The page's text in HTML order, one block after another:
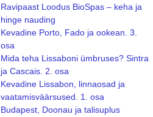
Ravipaast Loodus BioSpas – keha ja
hinge nauding
Kevadine Porto, Fado ja ookean. 3.
osa
Mida teha Lissaboni ümbruses? Sintra
ja Cascais. 2. osa
Kevadine Lissabon, linnaosad ja
vaatamisväärsused. 1. osa
Budapest, Doonau ja talisuplus